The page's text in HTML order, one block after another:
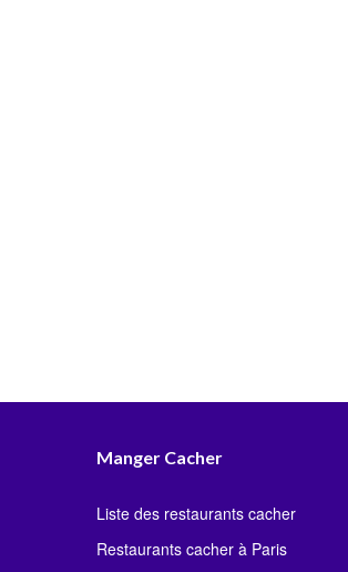
Manger Cacher
Liste des restaurants cacher
Restaurants cacher à Paris